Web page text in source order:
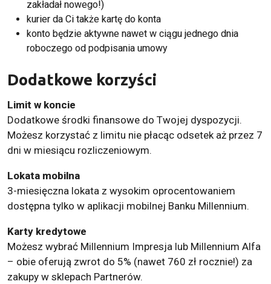
zakładał nowego!)
kurier da Ci także kartę do konta
konto będzie aktywne nawet w ciągu jednego dnia
roboczego od podpisania umowy
Dodatkowe korzyści
Limit w koncie
Dodatkowe środki finansowe do Twojej dyspozycji.
Możesz korzystać z limitu nie płacąc odsetek aż przez 7
dni w miesiącu rozliczeniowym.
Lokata mobilna
3-miesięczna lokata z wysokim oprocentowaniem
dostępna tylko w aplikacji mobilnej Banku Millennium.
Karty kredytowe
Możesz wybrać Millennium Impresja lub Millennium Alfa
– obie oferują zwrot do 5% (nawet 760 zł rocznie!) za
zakupy w sklepach Partnerów.